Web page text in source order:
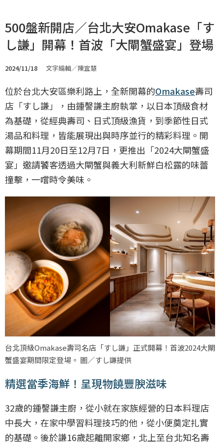
500盤新開店／台北大安Omakase「す
し謙」開幕！首波「大閘蟹盛宴」登場
2024/11/18 文字編輯／陳宜慧
位於台北大安區樂利路上，全新開幕的Omakase壽司
店「すし謙」，由鍾謦謙主廚執掌，以日本頂級食材
為基礎，從經典壽司、日式頂級漁貨，到季節性日式
湯品和料理，皆能展現出與時序並行的精彩料理。開
幕期間11月20日至12月7日，更推出「2024大閘蟹盛
宴」邀請饕客透過大閘蟹與義大利新鮮白松露的味蕾
撞擊，一嚐時令美味。
台北頂級Omakase壽司名店「すし謙」正式開幕！首波2024大閘
蟹盛宴期間限定登場。 圖／すし謙提供
精選當季海鮮！呈現物饒豐腴滋味
32歲的鍾謦謙主廚，從小就在家族經營的日本料理店
中長大，在家中學習料理技巧的他，從小便奠定扎實
的基礎。後於謙16歲起離開家鄉，北上至台北知名壽